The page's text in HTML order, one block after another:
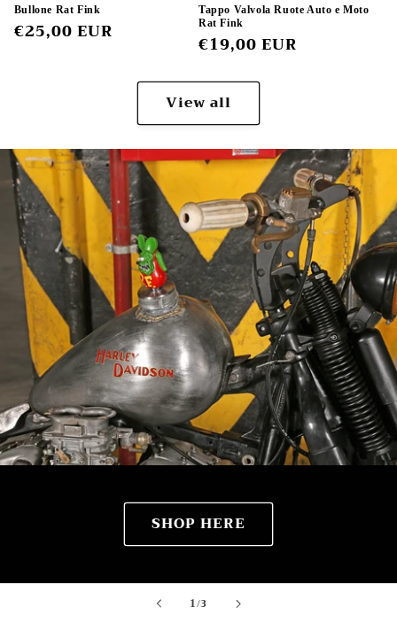
Bullone Rat Fink
Regular
€25,00 EUR
Tappo Valvola Ruote Auto e Moto
Rat Fink
Regular
€19,00 EUR
View all
SHOP HERE
1/of
3